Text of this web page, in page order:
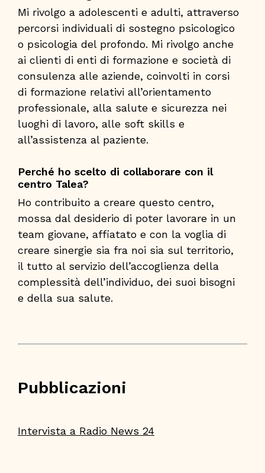
Mi rivolgo a adolescenti e adulti, attraverso
percorsi individuali di sostegno psicologico
o psicologia del profondo. Mi rivolgo anche
ai clienti di enti di formazione e società di
consulenza alle aziende, coinvolti in corsi
di formazione relativi all’orientamento
professionale, alla salute e sicurezza nei
luoghi di lavoro, alle soft skills e
all’assistenza al paziente.
Perché ho scelto di collaborare con il
centro Talea?
Ho contribuito a creare questo centro,
mossa dal desiderio di poter lavorare in un
team giovane, affiatato e con la voglia di
creare sinergie sia fra noi sia sul territorio,
il tutto al servizio dell’accoglienza della
complessità dell’individuo, dei suoi bisogni
e della sua salute.
Pubblicazioni
Intervista a Radio News 24